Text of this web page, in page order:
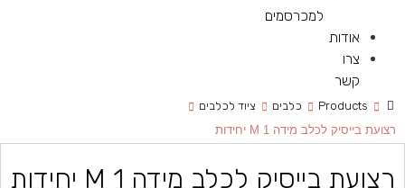
למכרסמים
אודות
צרו
קשר
Products כלבים
ציוד לכלבים
רצועת בייסיק לכלב מידה M 1 יחידות
רצועת בייסיק לכלב מידה M 1 יחידות